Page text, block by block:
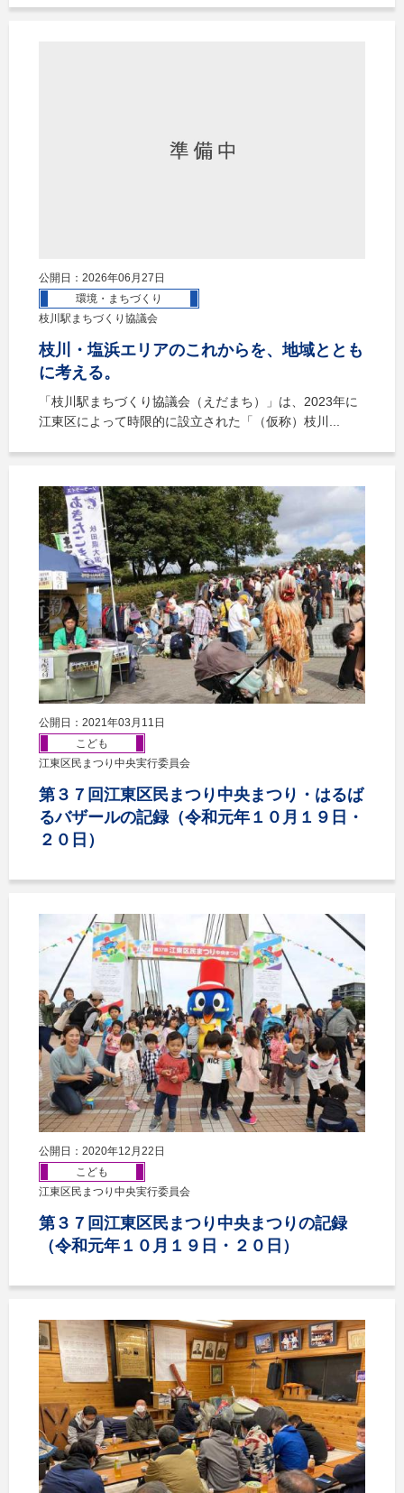
公開日：2026年06月27日
環境・まちづくり
枝川駅まちづくり協議会
枝川・塩浜エリアのこれからを、地域ととも
に考える。
「枝川駅まちづくり協議会（えだまち）」は、2023年に
江東区によって時限的に設立された「（仮称）枝川...
公開日：2021年03月11日
こども
江東区民まつり中央実行委員会
第３７回江東区民まつり中央まつり・はるば
るバザールの記録（令和元年１０月１９日・
２０日）
公開日：2020年12月22日
こども
江東区民まつり中央実行委員会
第３７回江東区民まつり中央まつりの記録
（令和元年１０月１９日・２０日）